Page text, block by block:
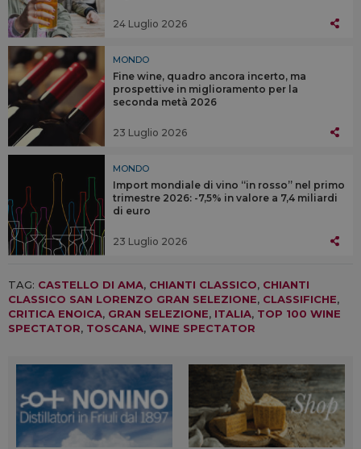
24 Luglio 2026
MONDO
Fine wine, quadro ancora incerto, ma
prospettive in miglioramento per la
seconda metà 2026
23 Luglio 2026
MONDO
Import mondiale di vino “in rosso” nel primo
trimestre 2026: -7,5% in valore a 7,4 miliardi
di euro
23 Luglio 2026
TAG: CASTELLO DI AMA, CHIANTI CLASSICO, CHIANTI
CLASSICO SAN LORENZO GRAN SELEZIONE, CLASSIFICHE,
CRITICA ENOICA, GRAN SELEZIONE, ITALIA, TOP 100 WINE
SPECTATOR, TOSCANA, WINE SPECTATOR